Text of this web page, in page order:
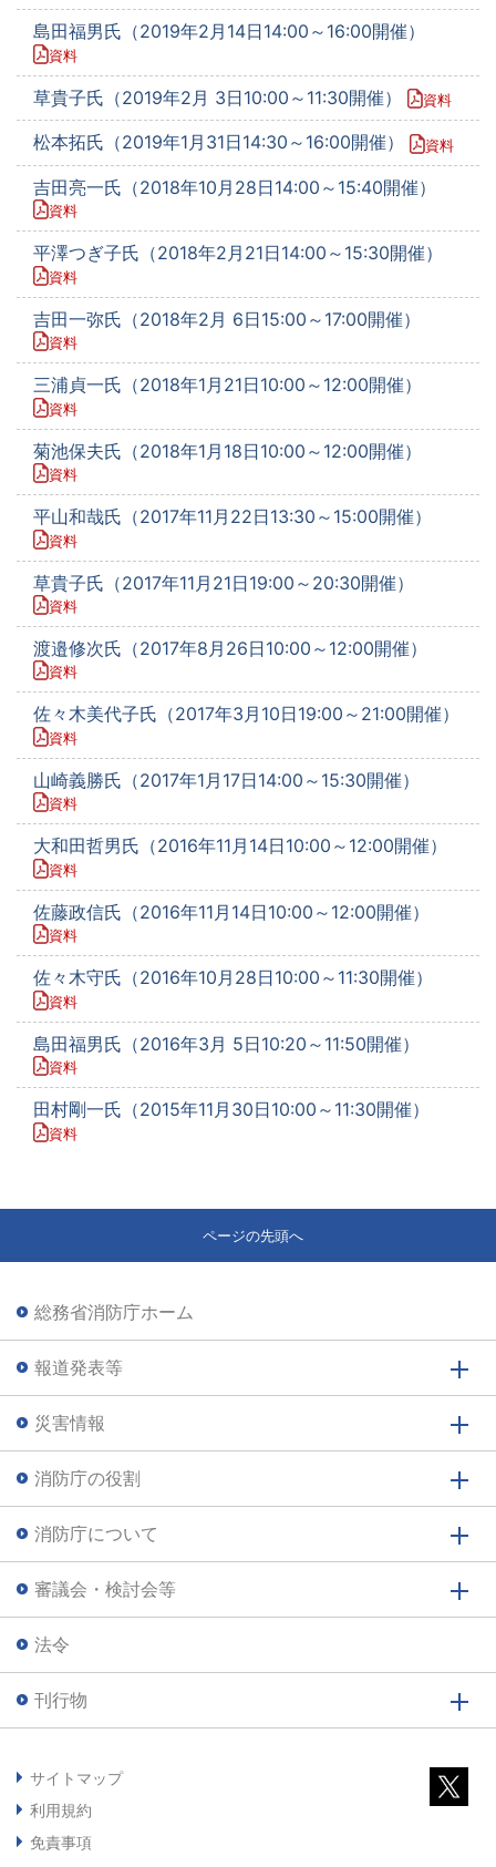
島田福男氏（2019年2月14日14:00～16:00開催）
資料
草貴子氏（2019年2月 3日10:00～11:30開催） 資料
松本拓氏（2019年1月31日14:30～16:00開催） 資料
吉田亮一氏（2018年10月28日14:00～15:40開催）
資料
平澤つぎ子氏（2018年2月21日14:00～15:30開催）
資料
吉田一弥氏（2018年2月 6日15:00～17:00開催）
資料
三浦貞一氏（2018年1月21日10:00～12:00開催）
資料
菊池保夫氏（2018年1月18日10:00～12:00開催）
資料
平山和哉氏（2017年11月22日13:30～15:00開催）
資料
草貴子氏（2017年11月21日19:00～20:30開催）
資料
渡邉修次氏（2017年8月26日10:00～12:00開催）
資料
佐々木美代子氏（2017年3月10日19:00～21:00開催）
資料
山崎義勝氏（2017年1月17日14:00～15:30開催）
資料
大和田哲男氏（2016年11月14日10:00～12:00開催）
資料
佐藤政信氏（2016年11月14日10:00～12:00開催）
資料
佐々木守氏（2016年10月28日10:00～11:30開催）
資料
島田福男氏（2016年3月 5日10:20～11:50開催）
資料
田村剛一氏（2015年11月30日10:00～11:30開催）
資料
ページの先頭へ
総務省消防庁ホーム
報道発表等
災害情報
消防庁の役割
消防庁について
審議会・検討会等
法令
刊行物
サイトマップ
利用規約
免責事項